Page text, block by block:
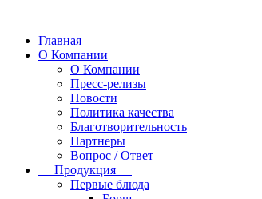
Главная
О Компании
О Компании
Пресс-релизы
Новости
Политика качества
Благотворительность
Партнеры
Вопрос / Ответ
Продукция
Первые блюда